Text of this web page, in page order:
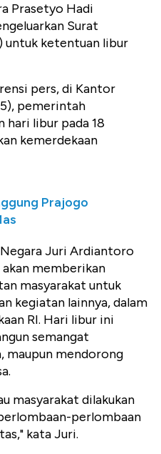
Prasetyo Hadi
Surat
untuk ketentuan libur
pers, di Kantor
pemerintah
hari libur pada 18
kemerdekaan
Prajogo
Juri Ardiantoro
memberikan
masyarakat untuk
kegiatan lainnya, dalam
RI. Hari libur ini
semangat
maupun mendorong
masyarakat dilakukan
perlombaan
kata Juri.